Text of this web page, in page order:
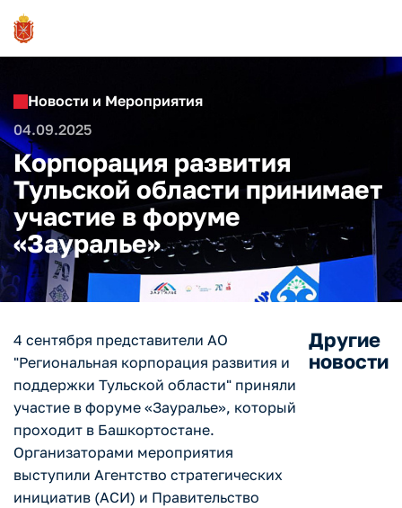
Новости и Мероприятия
04.09.2025
Корпорация развития
Тульской области принимает
участие в форуме
«Зауралье»
4 сентября представители АО
"Региональная корпорация развития и
поддержки Тульской области" приняли
участие в форуме «Зауралье», который
проходит в Башкортостане.
Организаторами мероприятия
выступили Агентство стратегических
инициатив (АСИ) и Правительство
Другие
новости